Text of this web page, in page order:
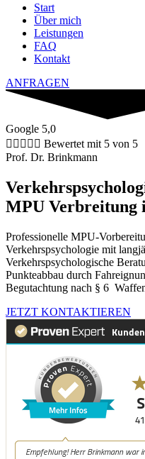
Start
Über mich
Leistungen
FAQ
Kontakt
ANFRAGEN
Google 5,0
     Bewertet mit 5 von 5
Prof. Dr. Brinkmann
MPU Verbreitung
Professionelle MPU-
Verkehrspsychologie mit
Verkehrspsychologische
Punkteabbau durch
Begutachtung nach § 6
JETZT KONTAKTIEREN